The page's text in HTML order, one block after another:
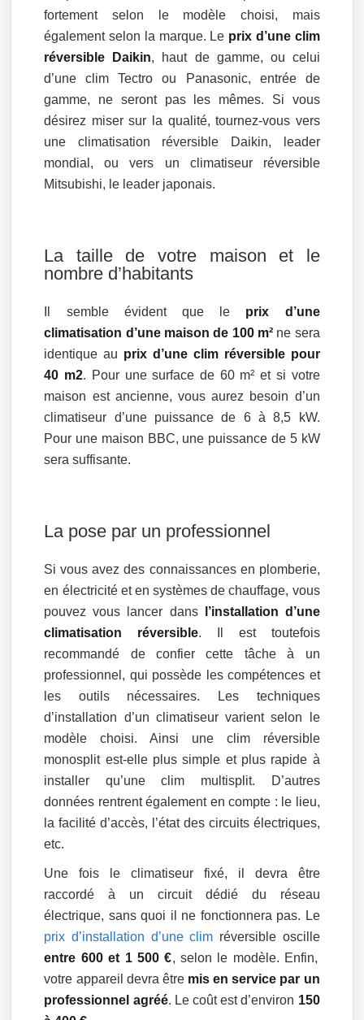
fortement selon le modèle choisi, mais
également selon la marque. Le prix d’une clim
réversible Daikin, haut de gamme, ou celui
d’une clim Tectro ou Panasonic, entrée de
gamme, ne seront pas les mêmes. Si vous
désirez miser sur la qualité, tournez-vous vers
une climatisation réversible Daikin, leader
mondial, ou vers un climatiseur réversible
Mitsubishi, le leader japonais.
La taille de votre maison et le
nombre d’habitants
Il semble évident que le prix d’une
climatisation d’une maison de 100 m²ne sera
identique au prix d’une clim réversible pour
40 m2. Pour une surface de 60 m² et si votre
maison est ancienne, vous aurez besoin d’un
climatiseur d’une puissance de 6 à 8,5 kW.
Pour une maison BBC, une puissance de 5 kW
sera suffisante.
La pose par un professionnel
Si vous avez des connaissances en plomberie,
en électricité et en systèmes de chauffage, vous
pouvez vous lancer dans
l’installation d’une
climatisation réversible. Il est toutefois
recommandé de confier cette tâche à un
professionnel, qui possède les compétences et
les outils nécessaires. Les techniques
d’installation d’un climatiseur varient selon le
modèle choisi. Ainsi une clim réversible
monosplit est-elle plus simple et plus rapide à
installer qu’une clim multisplit. D’autres
données rentrent également en compte : le lieu,
la facilité d’accès, l’état des circuits électriques,
etc.
Une fois le climatiseur fixé, il devra être
raccordé à un circuit dédié du réseau
électrique, sans quoi il ne fonctionnera pas. Le
prix d’installation d’une clim réversible oscille
entre 600 et 1 500 €, selon le modèle. Enfin,
votre appareil devra être mis en service par un
professionnel agréé. Le coût est d’environ 150